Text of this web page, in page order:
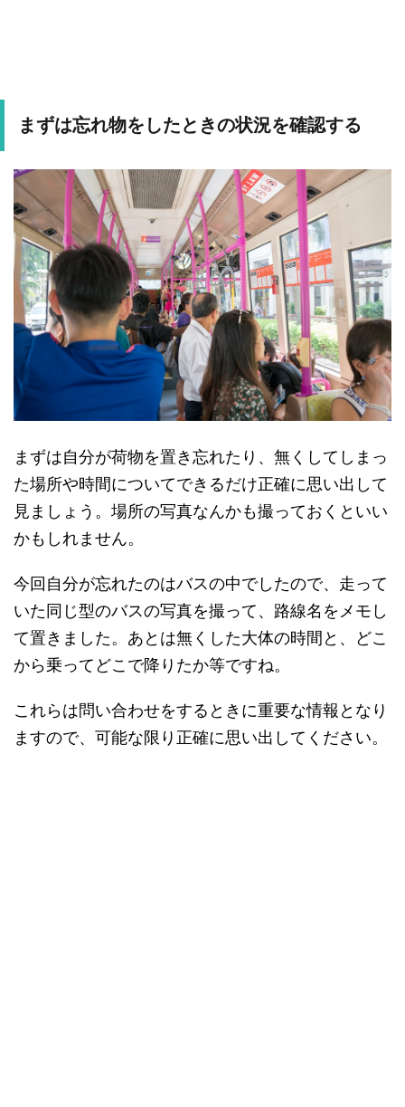
まずは忘れ物をしたときの状況を確認する
まずは自分が荷物を置き忘れたり、無くしてしまっ
た場所や時間についてできるだけ正確に思い出して
見ましょう。場所の写真なんかも撮っておくといい
かもしれません。
今回自分が忘れたのはバスの中でしたので、走って
いた同じ型のバスの写真を撮って、路線名をメモし
て置きました。あとは無くした大体の時間と、どこ
から乗ってどこで降りたか等ですね。
これらは問い合わせをするときに重要な情報となり
ますので、可能な限り正確に思い出してください。